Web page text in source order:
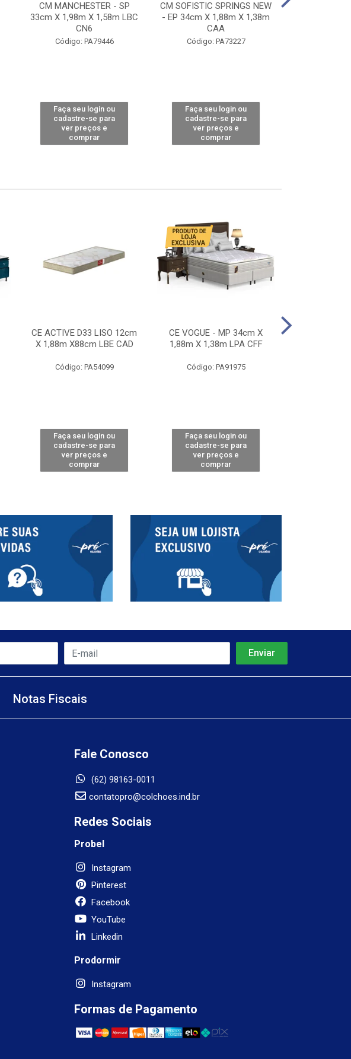
CM MANCHESTER - SP
33cm X 1,98m X 1,58m LBC
CN6
Código: PA79446
Faça seu login ou
cadastre-se para
ver preços e
comprar
CM SOFISTIC SPRINGS NEW
- EP 34cm X 1,88m X 1,38m
CAA
Código: PA73227
Faça seu login ou
cadastre-se para
ver preços e
comprar
CE ACTIVE D33 LISO 12cm
X 1,88m X88cm LBE CAD
Código: PA54099
Faça seu login ou
cadastre-se para
ver preços e
comprar
CE VOGUE - MP 34cm X
1,88m X 1,38m LPA CFF
Código: PA91975
Faça seu login ou
cadastre-se para
ver preços e
comprar
Notas Fiscais
Fale Conosco
(62) 98163-0011
contatopro@colchoes.ind.br
Redes Sociais
Probel
Instagram
Pinterest
Facebook
YouTube
Linkedin
Prodormir
Instagram
Formas de Pagamento